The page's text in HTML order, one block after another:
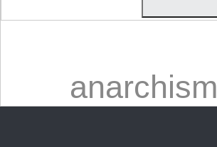
anarchism